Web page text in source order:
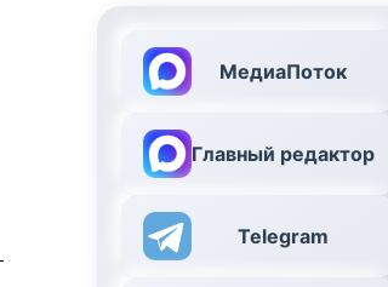
МедиаПоток
Главный редактор
Telegram